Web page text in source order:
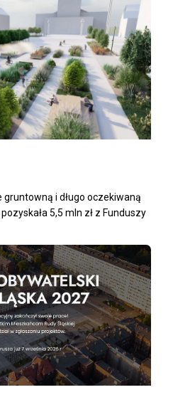
gruntowną i długo oczekiwaną
5,5 mln zł z Funduszy